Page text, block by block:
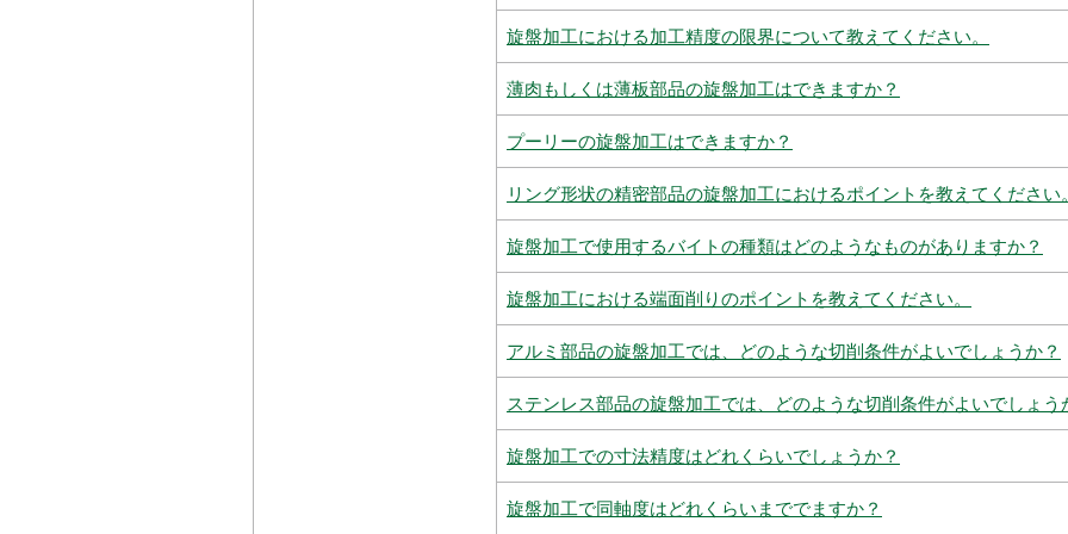
旋盤加工における加工精度の限界について教えてください。
薄肉もしくは薄板部品の旋盤加工はできますか？
プーリーの旋盤加工はできますか？
リング形状の精密部品の旋盤加工におけるポイントを教えてください
旋盤加工で使用するバイトの種類はどのようなものがありますか？
旋盤加工における端面削りのポイントを教えてください。
アルミ部品の旋盤加工では、どのような切削条件がよいでしょうか？
ステンレス部品の旋盤加工では、どのような切削条件がよいでしょう
旋盤加工での寸法精度はどれくらいでしょうか？
旋盤加工で同軸度はどれくらいまででますか？